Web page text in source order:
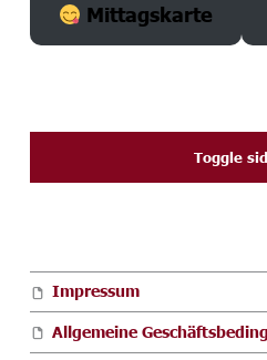
Mittagskarte
SIDEBAR
Toggle
FOOTER SIDEBAR
Impressum
Allgemeine